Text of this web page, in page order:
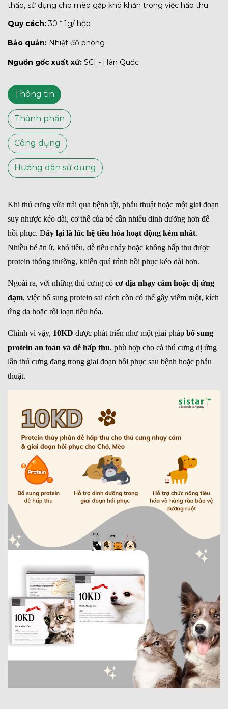
thấp, sử dụng cho mèo gặp khó khăn trong việc hấp thu
Quy cách: 30 * 1g/ hộp
Bảo quản: Nhiệt độ phòng
Nguồn gốc xuất xứ: SCI - Hàn Quốc
Thông tin
Thành phần
Công dụng
Hướng dẫn sử dụng
Khi thú cưng vừa trải qua bệnh tật, phẫu thuật hoặc một giai đoạn
suy nhược kéo dài, cơ thể của bé cần nhiều dinh dưỡng hơn để
hồi phục. Đây lại là lúc hệ tiêu hóa hoạt động kém nhất.
Nhiều bé ăn ít, khó tiêu, dễ tiêu chảy hoặc không hấp thu được
protein thông thường, khiến quá trình hồi phục kéo dài hơn.
Ngoài ra, với những thú cưng có cơ địa nhạy cảm hoặc dị ứng
đạm, việc bổ sung protein sai cách còn có thể gây viêm ruột, kích
ứng da hoặc rối loạn tiêu hóa.
Chính vì vậy, 10KD được phát triển như một giải pháp bổ sung
protein an toàn và dễ hấp thu, phù hợp cho cả thú cưng dị ứng
lẫn thú cưng đang trong giai đoạn hồi phục sau bệnh hoặc phẫu
thuật.